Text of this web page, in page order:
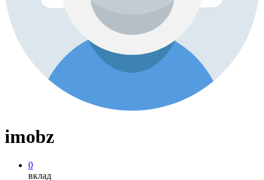
imobz
0
вклад